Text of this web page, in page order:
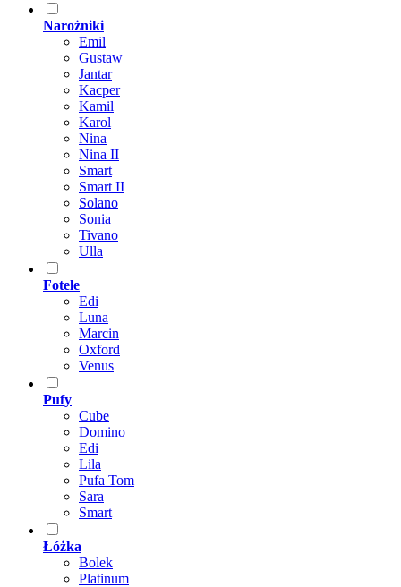
Narożniki
Emil
Gustaw
Jantar
Kacper
Kamil
Karol
Nina
Nina II
Smart
Smart II
Solano
Sonia
Tivano
Ulla
Fotele
Edi
Luna
Marcin
Oxford
Venus
Pufy
Cube
Domino
Edi
Lila
Pufa Tom
Sara
Smart
Łóżka
Bolek
Platinum